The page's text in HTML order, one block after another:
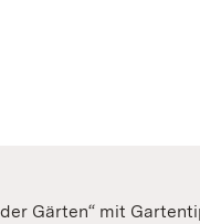
Gärten“ mit